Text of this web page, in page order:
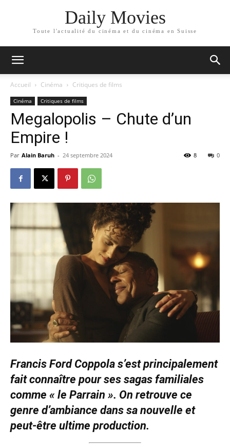
Daily Movies
Toute l'actualité du cinéma et du cinéma en Suisse
Accueil Cinéma Critiques de films
Cinéma Critiques de films
Megalopolis – Chute d’un
Empire !
Par Alain Baruh - 24 septembre 2024 0
8
Francis Ford Coppola s’est principalement
fait connaître pour ses sagas familiales
comme « le Parrain ». On retrouve ce
genre d’ambiance dans sa nouvelle et
peut-être ultime production.